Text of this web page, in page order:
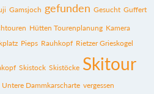
Gamsjoch gefunden Gesucht Guffert
Hütten Tourenplanung Kamera
Pieps Rauhkopf Rietzer Grieskogel
Skistock Skistöcke Skitour
Untere Dammkarscharte vergessen